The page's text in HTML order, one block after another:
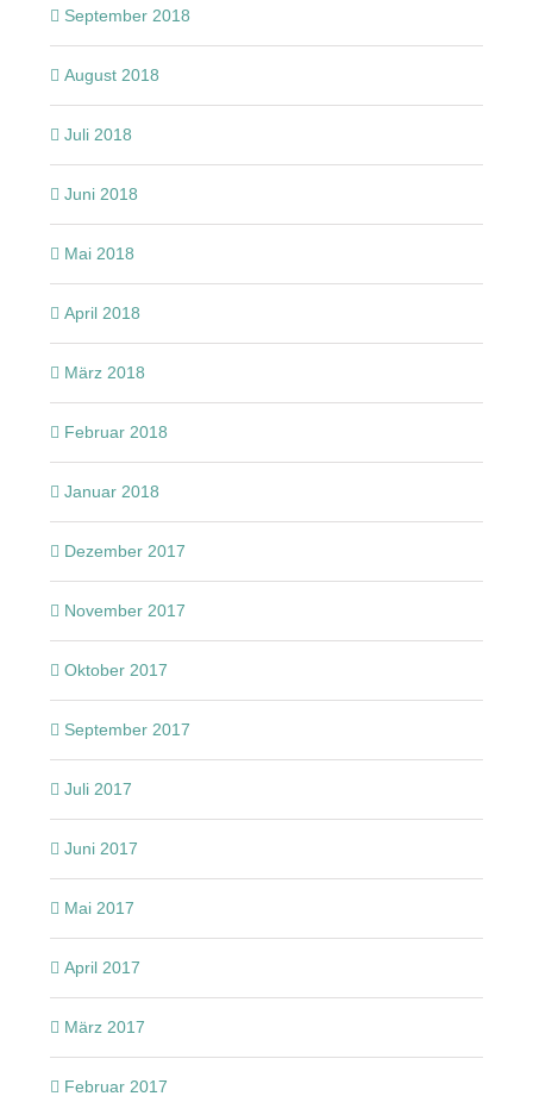
September 2018
August 2018
Juli 2018
Juni 2018
Mai 2018
April 2018
März 2018
Februar 2018
Januar 2018
Dezember 2017
November 2017
Oktober 2017
September 2017
Juli 2017
Juni 2017
Mai 2017
April 2017
März 2017
Februar 2017